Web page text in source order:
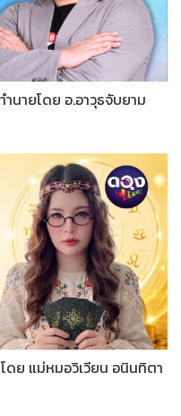
นายโดย อ.อาวุธจับยาม
ดย แม่หมอวิเวียน อนินทิตา